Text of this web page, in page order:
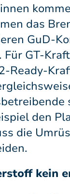
das
GuD-
GT-
Ready-
den
die
kein